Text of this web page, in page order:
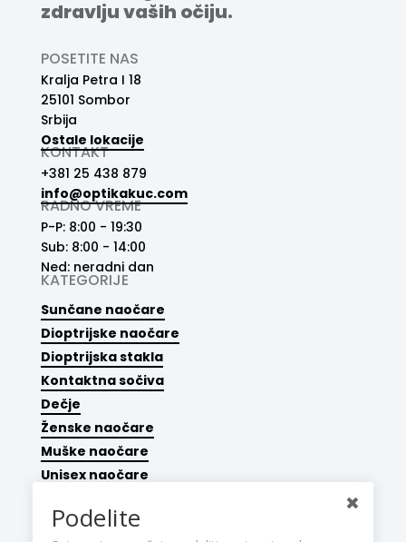
zdravlju vaših očiju.
POSETITE NAS
Kralja Petra I 18
25101 Sombor
Srbija
Ostale lokacije
KONTAKT
+381 25 438 879
info@optikakuc.com
RADNO VREME
P-P: 8:00 - 19:30
Sub: 8:00 - 14:00
Ned: neradni dan
KATEGORIJE
Sunčane naočare
Dioptrijske naočare
Dioptrijska stakla
Kontaktna sočiva
Dečje
Ženske naočare
Muške naočare
Unisex naočare
INFORMACIJE
Podelite